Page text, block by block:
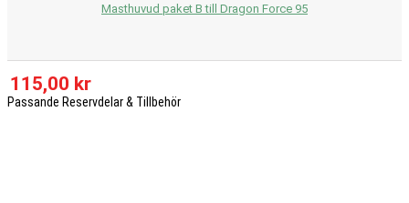
Masthuvud paket B till Dragon Force 95
115,00 kr
Passande Reservdelar & Tillbehör